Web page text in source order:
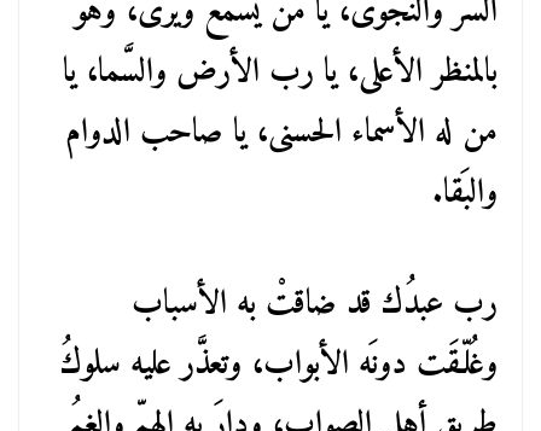
السرّ والنجوى، يا من يسمع ويَرى، وهو
بالمنظر الأعلى، يا رب الأرض والسَّما، يا
من له الأسماء الحسنى، يا صاحب الدوام
والبَقا.
رب عبدُك قد ضاقتْ به الأسباب
وغُلّـقَت دونَه الأبواب، وتعذَّر عليه سلوكُ